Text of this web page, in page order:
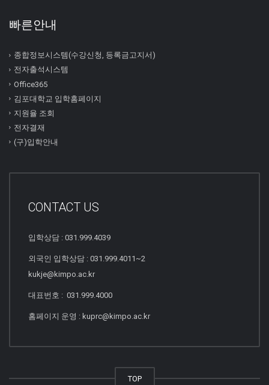
빠른안내
종합정보시스템(수강신청, 등록금고지서)
전자출석시스템
Office365
김포대학교 입학홈페이지
지원율 조회
전자결재
(구)입학안내
CONTACT US
입학상담 : 031.999.4039
외국인 입학상담 : 031.999.4011~2
kukje@kimpo.ac.kr
대표번호 : 031.999.4000
홈페이지 운영 : kuprc@kimpo.ac.kr
TOP